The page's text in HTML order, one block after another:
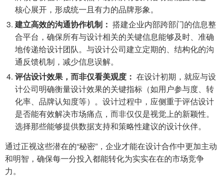
核心展开，形成统一且有力的品牌形象。
建立高效的沟通协作机制： 搭建企业内部跨部门的信息整
合平台，确保所有与设计相关的关键信息能够及时、准确
地传递给设计团队。与设计公司建立定期的、结构化的沟
通反馈机制，减少信息误解。
评估设计效果，而非仅看美观度： 在设计初期，就应与设
计公司明确衡量设计效果的关键指标（如用户参与度、转
化率、品牌认知度等）。设计过程中，应侧重于评估设计
是否能有效解决市场痛点，而非仅仅是视觉上的新颖性。
选择那些能够提供数据支持和策略性建议的设计伙伴。
通过正视这些潜在的“秘密”，企业才能在设计合作中更加主动
和明智，确保每一分投入都能转化为实实在在的市场竞争
力。